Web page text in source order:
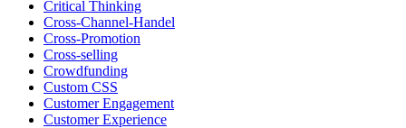
Critical Thinking
Cross-Channel-Handel
Cross-Promotion
Cross-selling
Crowdfunding
Custom CSS
Customer Engagement
Customer Experience